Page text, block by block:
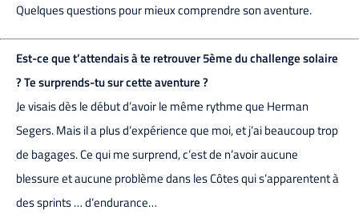
Quelques questions pour mieux comprendre son aventure.
Est-ce que t’attendais à te retrouver 5ème du challenge solaire
? Te surprends-tu sur cette aventure ?
Je visais dès le début d’avoir le même rythme que Herman
Segers. Mais il a plus d’expérience que moi, et j’ai beaucoup trop
de bagages. Ce qui me surprend, c’est de n’avoir aucune
blessure et aucune problème dans les Côtes qui s’apparentent à
des sprints … d’endurance…